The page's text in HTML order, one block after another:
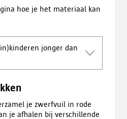
hoe je het materiaal kan
jonger dan
je zwerfvuil in rode
je afhalen bij verschillende